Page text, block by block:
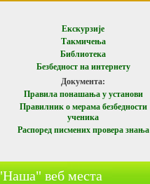
Екскурзијe
Такмичења
Библиотека
Безбедност на интернету
Документа:
Правила понашања у установи
Правилник о мерама безбедности
ученика
Распоред писмених провера знања
веб места